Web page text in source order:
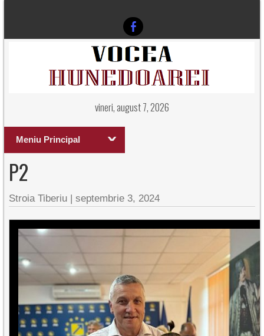
vineri, august 7, 2026
Meniu Principal
P2
Stroia Tiberiu |septembrie 3, 2024